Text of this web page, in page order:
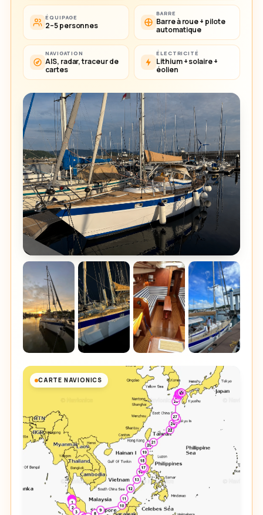
ÉQUIPAGE
2–5 personnes
BARRE
Barre à roue + pilote
automatique
NAVIGATION
AIS, radar, traceur de
cartes
ÉLECTRICITÉ
Lithium + solaire +
éolien
CARTE NAVIONICS